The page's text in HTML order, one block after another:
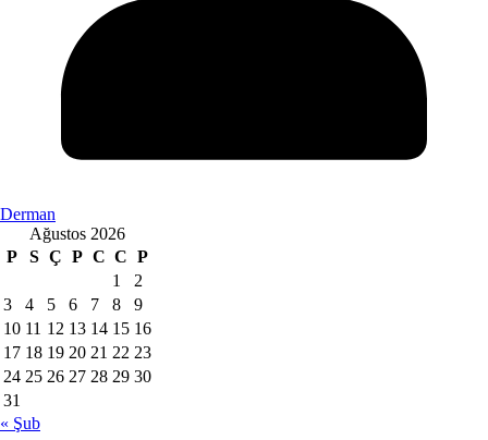
Derman
Ağustos 2026
P
S Ç P C C P
1
2
3
4 5 6 7 8
9
10 11 12 13 14 15 16
17 18 19 20 21 22 23
24 25 26 27 28 29 30
31
« Şub